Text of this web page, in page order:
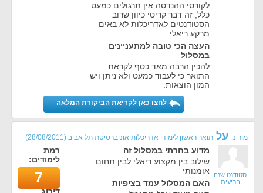
לקורסי ההנדסה אין תרגולים כמעט
כלל, זה דבר קריטי כיוון שרוב
הסטודנטים לאדריכלות לא באים
מרקע ריאלי.
העצה הכי טובה למתעניינים
במסלול
להכין הרבה מאד כסף לקראת
התואר כי לעבוד כמעט ולא ניתן ויש
המון הוצאות.
לחצו כאן לקריאת הביקורת המלאה
מור נ. על תואר ראשון לימודי אדריכלות אוניברסיטת תל אביב (
28/08/2011
)
סטודנט שנה
רביעית
מדוע בחרתי במסלול זה
שילוב בין מקצוע ריאלי לבין תחום
אומנותי
האם המסלול עמד בציפיות
רמת
לימודים:
7